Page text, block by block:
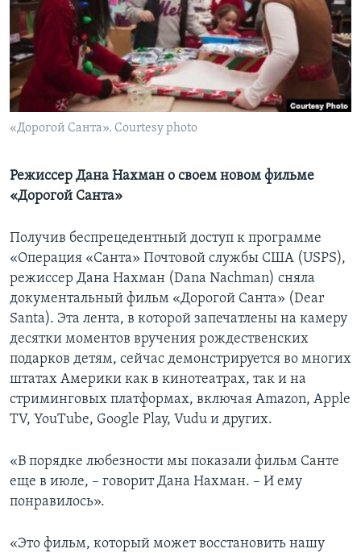
Learning English
СОЦИАЛЬНЫЕ СЕТИ
«Дорогой Санта». Courtesy photo
Режиссер Дана Нахман о своем новом фильме
«Дорогой Санта»
Получив беспрецедентный доступ к программе
«Операция «Санта» Почтовой службы США (USPS),
режиссер Дана Нахман (Dana Nachman) сняла
документальный фильм «Дорогой Санта» (Dear
Santa). Эта лента, в которой запечатлены на камеру
десятки моментов вручения рождественских
подарков детям, сейчас демонстрируется во многих
штатах Америки как в кинотеатрах, так и на
стриминговых платформах, включая Amazon, Apple
TV, YouTube, Google Play, Vudu и других.
«В порядке любезности мы показали фильм Санте
еще в июле, – говорит Дана Нахман. – И ему
понравилось».
«Это фильм, который может восстановить нашу